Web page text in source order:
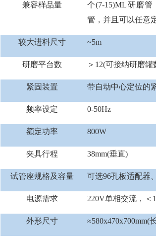
兼容样品量
个(7-15)ML研磨
管，并且可以任意
较大进料尺寸 ~5m
研磨平台数 ＞12(可接纳研磨罐
紧固装置 带自动中心定位的
频率设定 0-50Hz
额定功率 800W
夹具行程 38mm(垂直)
试管座规格及容量 可选96孔板适配器
电源需求 220V单相交流，＜
外形尺寸 ≈580x470x700mm(